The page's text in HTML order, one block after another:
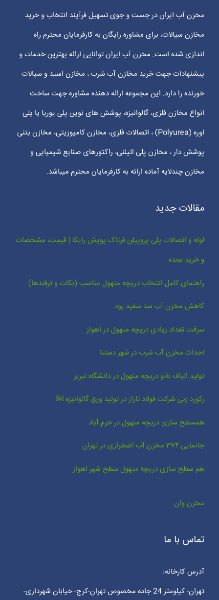
مخزن آب ایران در جست و جوی تسهیل فرآیند انتخاب و خرید
مخازن سیالات، برای مشاوره رایگان به کارفرمایان محترم راه
اندازی شده است. مخزن آب ایران توانایی ارائه بهترین خدمات و
پیشنهادات جهت خرید مخازن آب شرب ، مخازن اسید و سیالات
خورنده را دارد. این مجموعه ارائه دهنده مشاوره جهت ساخت
انواع مخازن فلزی، گالوانیزه، پوشش های نوین پلی یوریا یا پلی
اوره (Polyurea) ، اتصالات فلزی، مخازن کامپوزیتی، مخازن بتنی
پوشش دار ، مخازن پلی اتیلنی، راکتورهای صنایع شیمیایی و
مخازن چندلایه آماده ارائه به کارفرمایان محترم میباشد.
مقالات جدید
لوله و اتصالات پلی پروپیلن فرتاک پویش رایکا | قیمت، مشخصات
و خرید عمده
راهنمای کامل انتخاب دریچه منهول مناسب (نکات و ترفندها)
کاهش مخزن آب سد سفید رود
سرقت تعداد زیادی دریچه منهول در اهواز
احداث مخزن آب شرب در شهر دستنا
تولید الیاف نانو دریچه منهول در دانشگاه تبریز
رکورد زنی شرکت فولاد تاراز در تولید ورق گالوانیزه ￼
همسطح سازی دریچه منهول در خرم آباد
جانمایی ۳۷۴ مخزن آب اضطراری در تهران
هم سطح سازی دریچه منهول سطح شهر اهواز
مخزن وان
تماس با ما
آدرس کارخانه:
تهران- کیلومتر 24 جاده مخصوص تهران-کرج- خیابان شهرداری-